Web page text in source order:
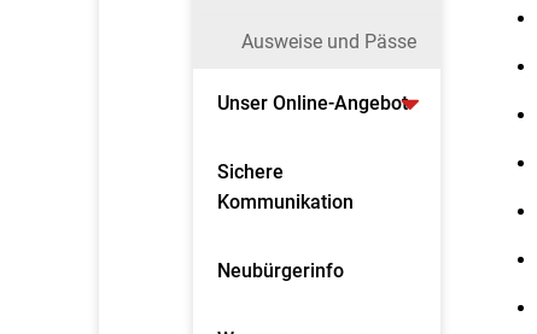
Ausweise und Pässe
Unser Online-Angebot
Sichere
Kommunikation
Neubürgerinfo